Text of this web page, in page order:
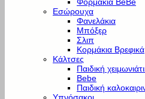
Εσώρουχα
Φανελάκια
Μπόξερ
Σλιπ
Κορμάκια Βρεφικά
Κάλτσες
Παιδική
Bebe
Παιδική